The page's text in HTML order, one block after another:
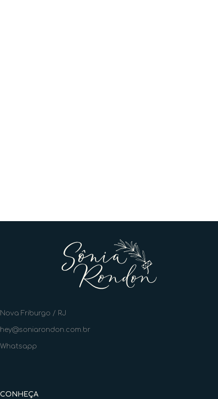
Nova Friburgo / RJ
hey@soniarondon.com.br
Whatsapp
CONHEÇA